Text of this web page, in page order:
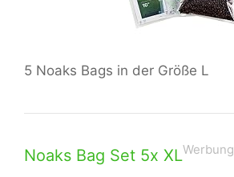
5 Noaks Bags in der Größe L
Noaks Bag Set 5x XLWerbung